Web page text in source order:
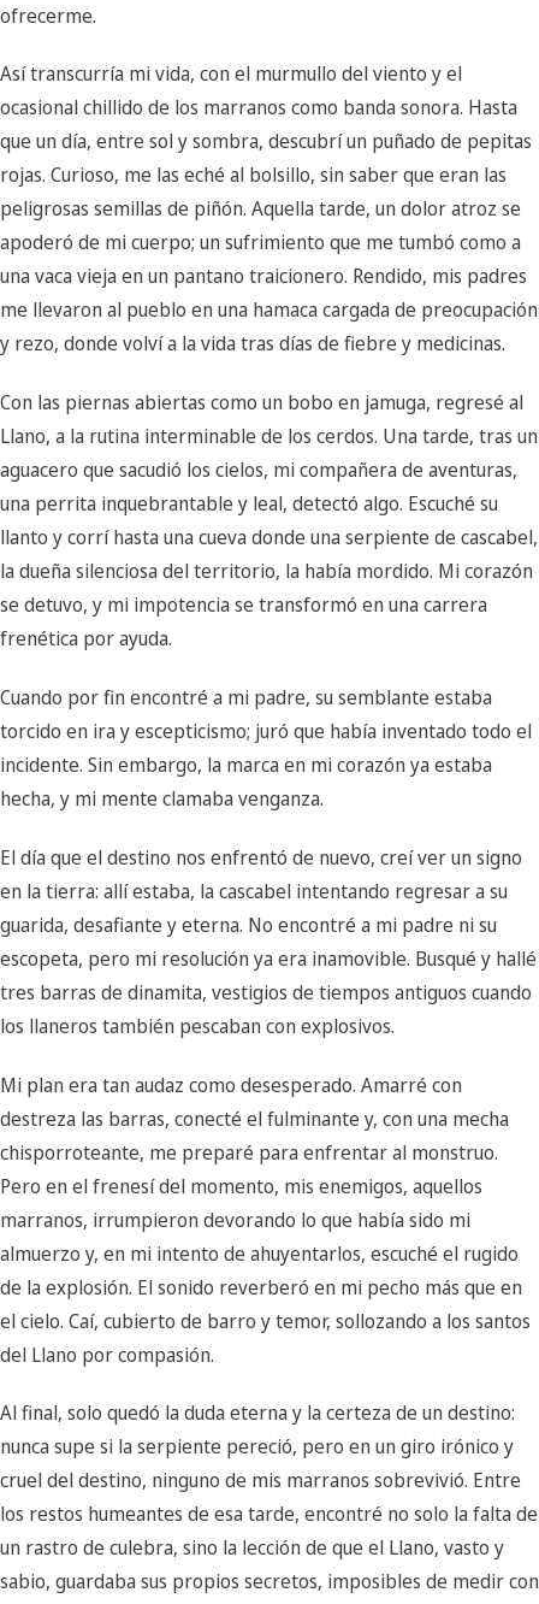
ofrecerme.
Así transcurría mi vida, con el murmullo del viento y el
ocasional chillido de los marranos como banda sonora. Hasta
que un día, entre sol y sombra, descubrí un puñado de pepitas
rojas. Curioso, me las eché al bolsillo, sin saber que eran las
peligrosas semillas de piñón. Aquella tarde, un dolor atroz se
apoderó de mi cuerpo; un sufrimiento que me tumbó como a
una vaca vieja en un pantano traicionero. Rendido, mis padres
me llevaron al pueblo en una hamaca cargada de preocupación
y rezo, donde volví a la vida tras días de fiebre y medicinas.
Con las piernas abiertas como un bobo en jamuga, regresé al
Llano, a la rutina interminable de los cerdos. Una tarde, tras un
aguacero que sacudió los cielos, mi compañera de aventuras,
una perrita inquebrantable y leal, detectó algo. Escuché su
llanto y corrí hasta una cueva donde una serpiente de cascabel,
la dueña silenciosa del territorio, la había mordido. Mi corazón
se detuvo, y mi impotencia se transformó en una carrera
frenética por ayuda.
Cuando por fin encontré a mi padre, su semblante estaba
torcido en ira y escepticismo; juró que había inventado todo el
incidente. Sin embargo, la marca en mi corazón ya estaba
hecha, y mi mente clamaba venganza.
El día que el destino nos enfrentó de nuevo, creí ver un signo
en la tierra: allí estaba, la cascabel intentando regresar a su
guarida, desafiante y eterna. No encontré a mi padre ni su
escopeta, pero mi resolución ya era inamovible. Busqué y hallé
tres barras de dinamita, vestigios de tiempos antiguos cuando
los llaneros también pescaban con explosivos.
Mi plan era tan audaz como desesperado. Amarré con
destreza las barras, conecté el fulminante y, con una mecha
chisporroteante, me preparé para enfrentar al monstruo.
Pero en el frenesí del momento, mis enemigos, aquellos
marranos, irrumpieron devorando lo que había sido mi
almuerzo y, en mi intento de ahuyentarlos, escuché el rugido
de la explosión. El sonido reverberó en mi pecho más que en
el cielo. Caí, cubierto de barro y temor, sollozando a los santos
del Llano por compasión.
Al final, solo quedó la duda eterna y la certeza de un destino:
nunca supe si la serpiente pereció, pero en un giro irónico y
cruel del destino, ninguno de mis marranos sobrevivió. Entre
los restos humeantes de esa tarde, encontré no solo la falta de
un rastro de culebra, sino la lección de que el Llano, vasto y
sabio, guardaba sus propios secretos, imposibles de medir con